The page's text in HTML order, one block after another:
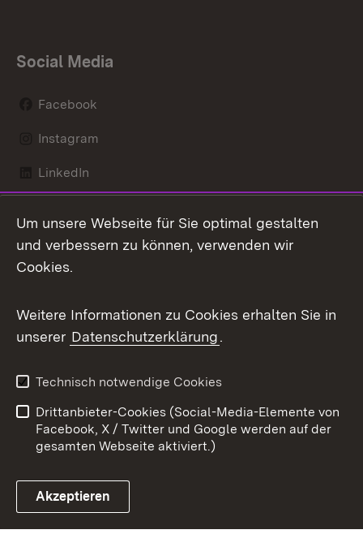
Social Media
Facebook
Instagram
LinkedIn
X / Twitter
Youtube
Link zum Landesportal
Kontakt
Datenschutz
Barrierefreiheit
Impressum
Cookies
Um unsere Webseite für Sie optimal gestalten
und verbessern zu können, verwenden wir
Cookies.
Weitere Informationen zu Cookies erhalten Sie in
unserer Datenschutzerklärung.
Technisch notwendige Cookies
Drittanbieter-Cookies (Social-Media-Elemente von
Facebook, X / Twitter und Google werden auf der
gesamten Webseite aktiviert.)
Akzeptieren